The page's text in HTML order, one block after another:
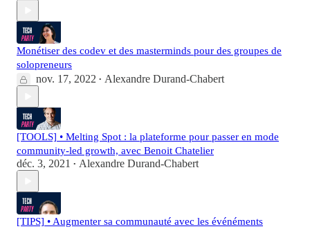
Monétiser des codev et des masterminds pour des groupes de
solopreneurs
nov. 17, 2022 • Alexandre Durand-Chabert
[TOOLS] • Melting Spot : la plateforme pour passer en mode
community-led growth, avec Benoit Chatelier
déc. 3, 2021 • Alexandre Durand-Chabert
[TIPS] • Augmenter sa communauté avec les événéments